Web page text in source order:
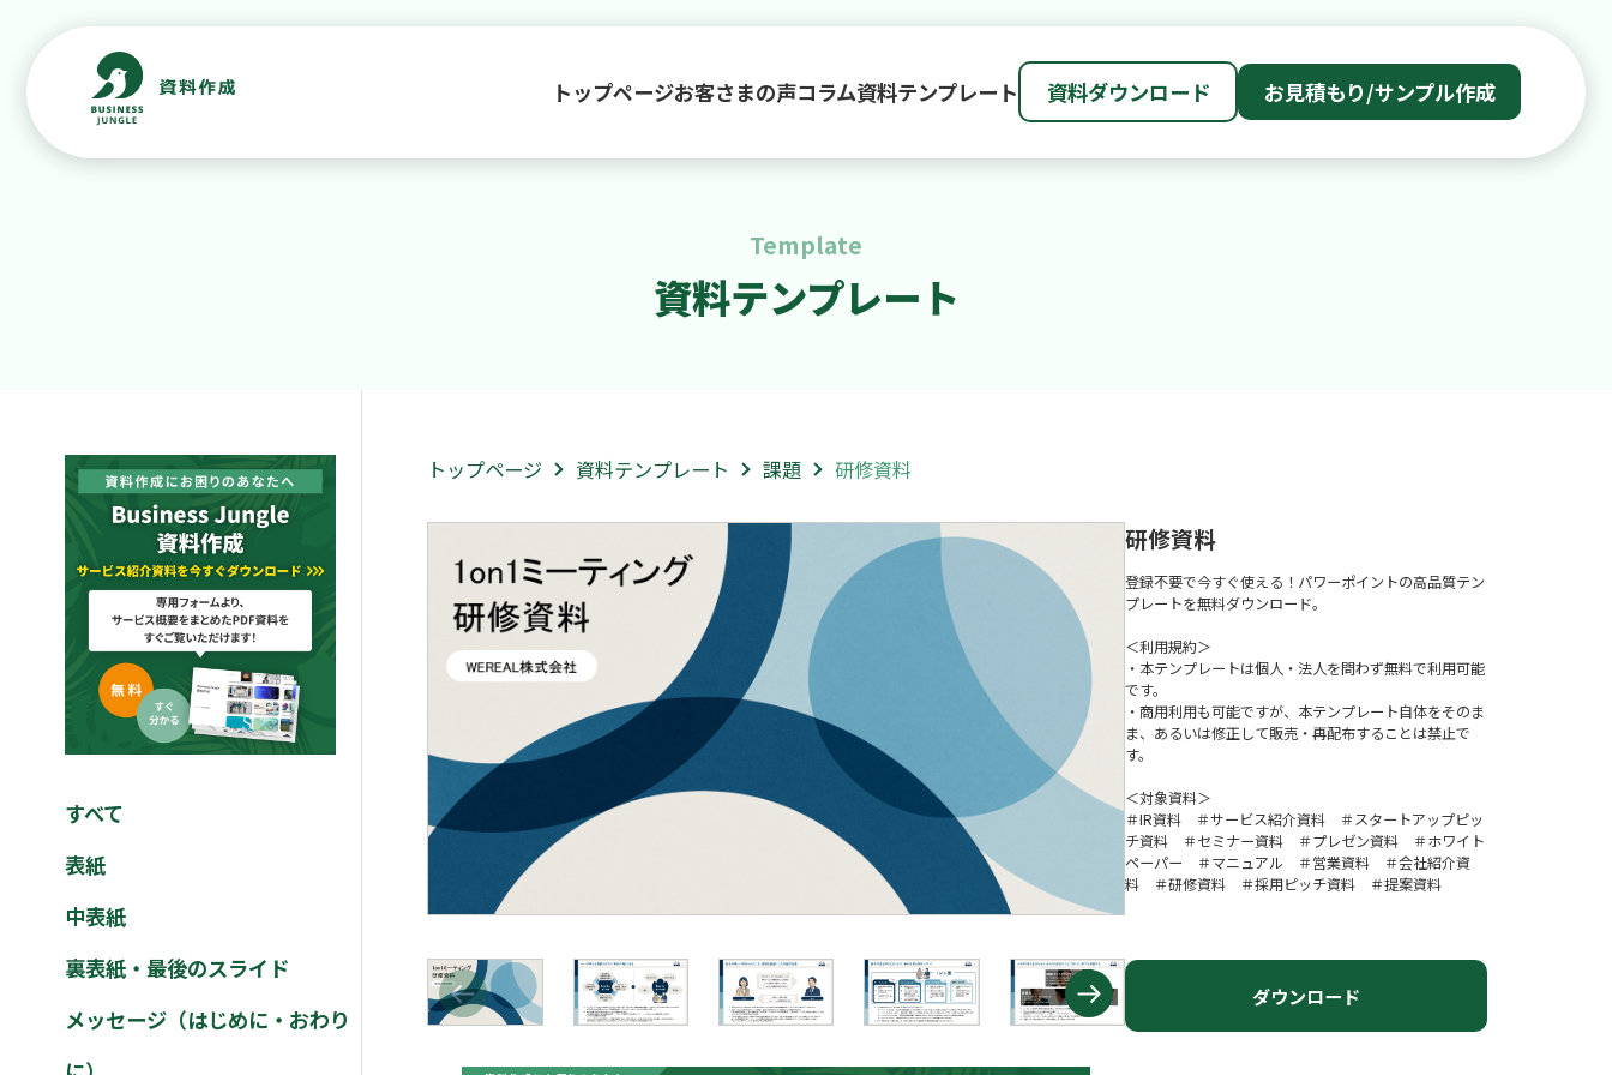
トップページお客さまの声コラム資料テンプレート 資料ダウンロード お見積もり/サンプル作成
Template
資料テンプレート
すべて
表紙
中表紙
裏表紙・最後のスライド
メッセージ（はじめに・おわり
トップページ 資料テンプレート 課題 研修資料
研修資料
登録不要で今すぐ使える！パワーポイントの高品質テン
プレートを無料ダウンロード。
＜利用規約＞
・本テンプレートは個人・法人を問わず無料で利用可能
です。
・商用利用も可能ですが、本テンプレート自体をそのま
ま、あるいは修正して販売・再配布することは禁止で
す。
＜対象資料＞
＃IR資料 ＃サービス紹介資料 ＃スタートアップピッ
チ資料 ＃セミナー資料 ＃プレゼン資料 ＃ホワイト
ペーパー ＃マニュアル ＃営業資料 ＃会社紹介資
料 ＃研修資料 ＃採用ピッチ資料 ＃提案資料
ダウンロード